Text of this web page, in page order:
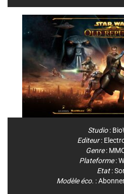
Studio:
Editeur:
Genre:
Plateforme:
Etat:
Modèle éco. :